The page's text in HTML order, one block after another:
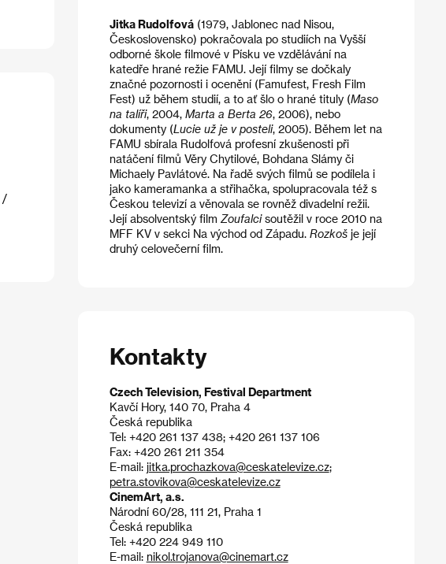
/
Jitka Rudolfová(1979, Jablonec nad Nisou,
Československo) pokračovala po studiích na Vyšší
odborné škole filmové v Písku ve vzdělávání na
katedře hrané režie FAMU. Její filmy se dočkaly
značné pozornosti i ocenění (Famufest, Fresh Film
Fest) už během studií, a to ať šlo o hrané tituly (Maso
na talíři, 2004, Marta a Berta 26, 2006), nebo
dokumenty (Lucie už je v posteli, 2005). Během let na
FAMU sbírala Rudolfová profesní zkušenosti při
natáčení filmů Věry Chytilové, Bohdana Slámy či
Michaely Pavlátové. Na řadě svých filmů se podílela i
jako kameramanka a střihačka, spolupracovala též s
Českou televizí a věnovala se rovněž divadelní režii.
Její absolventský film Zoufalcisoutěžil v roce 2010 na
MFF KV v sekci Na východ od Západu. Rozkošje její
druhý celovečerní film.
Kontakty
Czech Television, Festival Department
Kavčí Hory, 140 70, Praha 4
Česká republika
Tel: +420 261 137 438; +420 261 137 106
Fax: +420 261 211 354
E-mail: jitka.prochazkova@ceskatelevize.cz;
petra.stovikova@ceskatelevize.cz
CinemArt, a.s.
Národní 60/28, 111 21, Praha 1
Česká republika
Tel: +420 224 949 110
E-mail: nikol.trojanova@cinemart.cz